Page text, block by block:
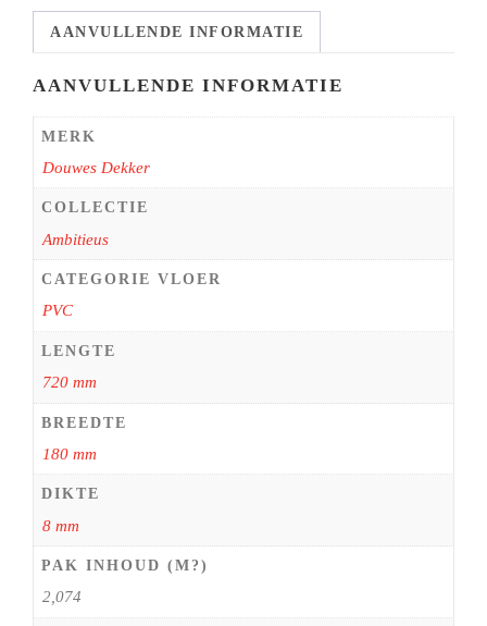
AANVULLENDE INFORMATIE
AANVULLENDE INFORMATIE
MERK
Douwes Dekker
COLLECTIE
Ambitieus
CATEGORIE VLOER
PVC
LENGTE
720 mm
BREEDTE
180 mm
DIKTE
8 mm
PAK INHOUD (M?)
2,074